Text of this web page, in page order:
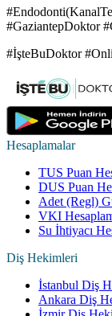
#GaziantepDoktor
#İşteBuDoktor
Hesaplamalar
TUS Puan
DUS Puan
Adet (Regl)
VKI
Su İhtiyacı
Diş Hekimleri
İstanbul Diş
Ankara Diş